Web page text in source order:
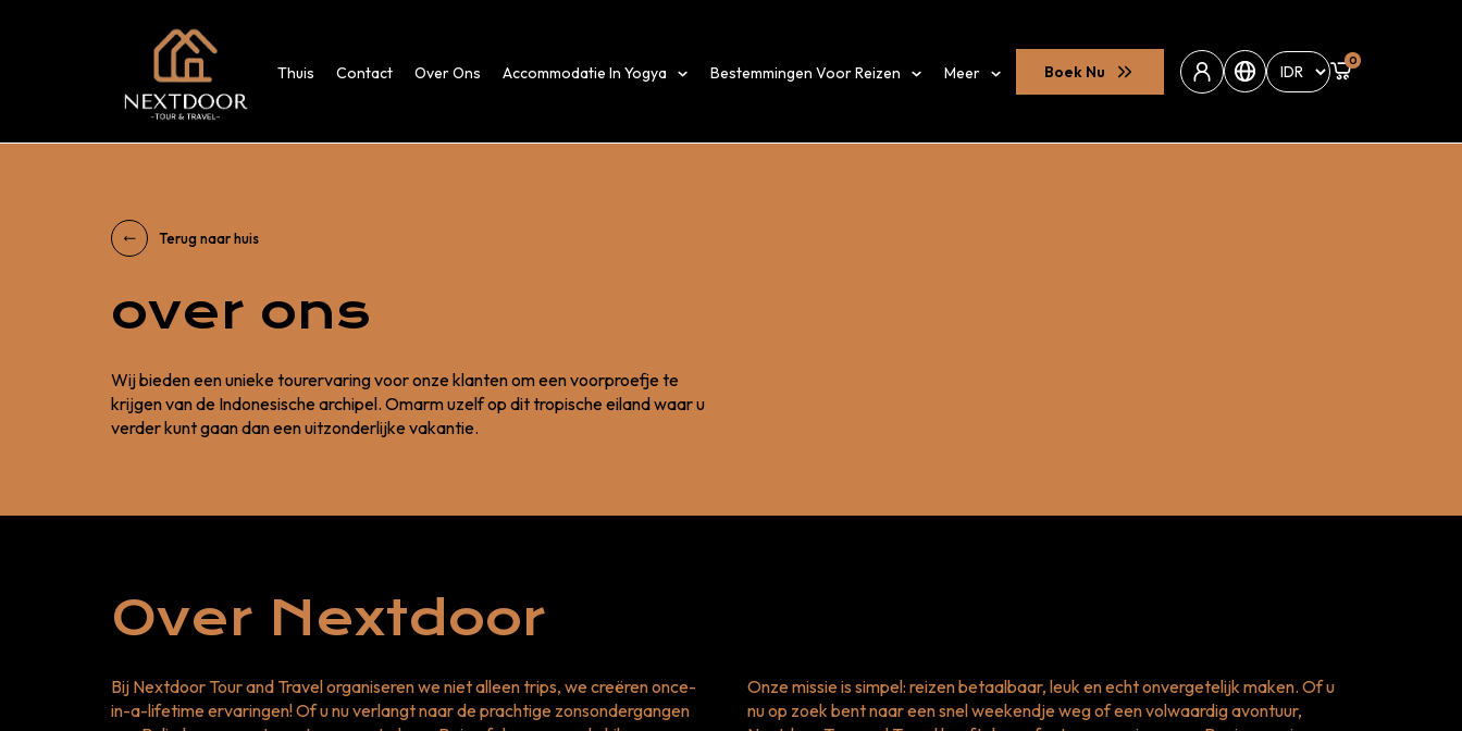
Thuis Contact Over Ons Accommodatie In Yogya Bestemmingen Voor Reizen Meer Boek Nu
0
Terug naar huis
over ons
Wij bieden een unieke tourervaring voor onze klanten om een ​​voorproefje te
krijgen van de Indonesische archipel. Omarm uzelf op dit tropische eiland waar u
verder kunt gaan dan een uitzonderlijke vakantie.
Over Nextdoor
Bij Nextdoor Tour and Travel organiseren we niet alleen trips, we creëren once-
in-a-lifetime ervaringen! Of u nu verlangt naar de prachtige zonsondergangen
Onze missie is simpel: reizen betaalbaar, leuk en echt onvergetelijk maken. Of u
nu op zoek bent naar een snel weekendje weg of een volwaardig avontuur,